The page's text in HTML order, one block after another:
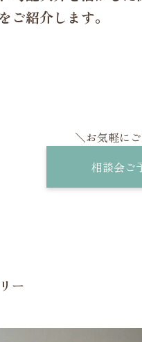
ご紹介します。
＼お気軽に
相談会ご
ー